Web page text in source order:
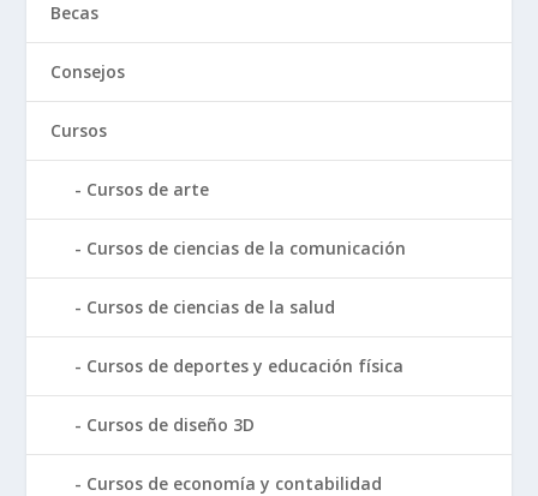
Becas
Consejos
Cursos
Cursos de arte
Cursos de ciencias de la comunicación
Cursos de ciencias de la salud
Cursos de deportes y educación física
Cursos de diseño 3D
Cursos de economía y contabilidad